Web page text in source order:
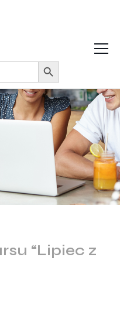
Search Button
“Lipiec z